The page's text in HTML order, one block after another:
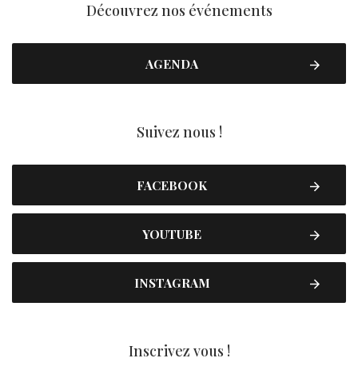
Découvrez nos événements
AGENDA
Suivez nous !
FACEBOOK
YOUTUBE
INSTAGRAM
Inscrivez vous !